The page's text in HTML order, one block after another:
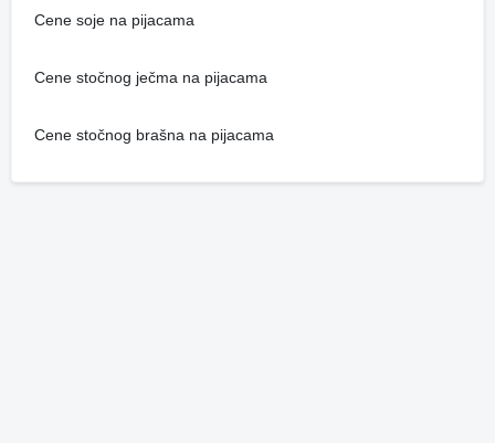
Cene soje na pijacama
Cene stočnog ječma na pijacama
Cene stočnog brašna na pijacama